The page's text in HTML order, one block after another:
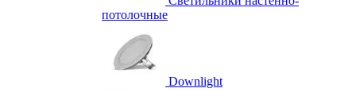
потолочные
Downlight